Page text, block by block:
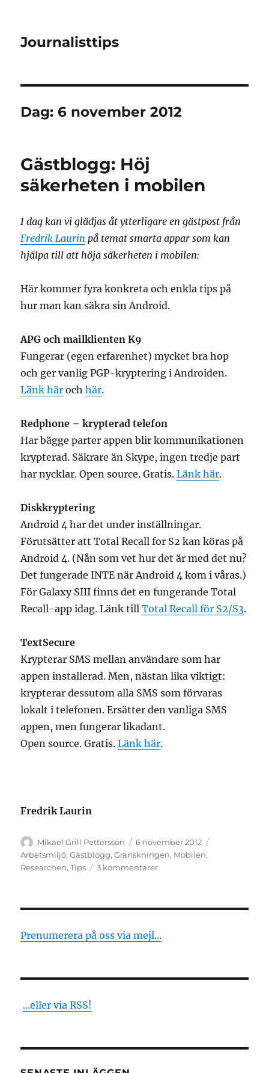
Journalisttips
Dag: 6 november 2012
Gästblogg: Höj
säkerheten i mobilen
I dag kan vi glädjas åt ytterligare en gästpost från
Fredrik Laurin på temat smarta appar som kan
hjälpa till att höja säkerheten i mobilen:
Här kommer fyra konkreta och enkla tips på
hur man kan säkra sin Android.
APG och mailklienten K9
Fungerar (egen erfarenhet) mycket bra hop
och ger vanlig PGP-kryptering i Androiden.
Länk här ochhär.
Redphone – krypterad telefon
Har bägge parter appen blir kommunikationen
krypterad. Säkrare än Skype, ingen tredje part
har nycklar. Open source. Gratis.Länk här.
Diskkryptering
Android 4 har det under inställningar.
Förutsätter att Total Recall for S2 kan köras på
Android 4. (Nån som vet hur det är med det nu?
Det fungerade INTE när Android 4 kom i våras.)
För Galaxy SIII finns det en fungerande Total
Recall-app idag. Länk tillTotal Recall för S2/S3.
TextSecure
Krypterar SMS mellan användare som har
appen installerad. Men, nästan lika viktigt:
krypterar dessutom alla SMS som förvaras
lokalt i telefonen. Ersätter den vanliga SMS
appen, men fungerar likadant.
Open source. Gratis.Länk här.
Fredrik Laurin
Författare
Mikael Grill Pettersson
Publicerat
den
6 november 2012
Arbetsmiljö,Gästblogg,Granskningen, Mobilen,
Researchen,Tips 3 kommentarertill
Prenumerera på oss via mejl...
...eller via RSS!